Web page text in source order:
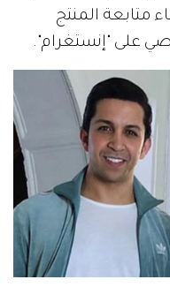
متابعة المنتج
على "إنستغرام".